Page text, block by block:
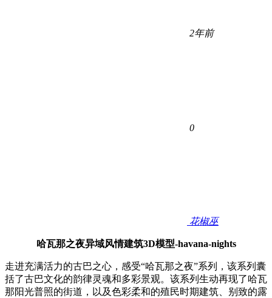
2年前
0
花椒巫
哈瓦那之夜异域风情建筑3D模型-havana-nights
走进充满活力的古巴之心，感受“哈瓦那之夜”系列，该系列囊
括了古巴文化的韵律灵魂和多彩景观。该系列生动再现了哈瓦
那阳光普照的街道，以及色彩柔和的殖民时期建筑、别致的露